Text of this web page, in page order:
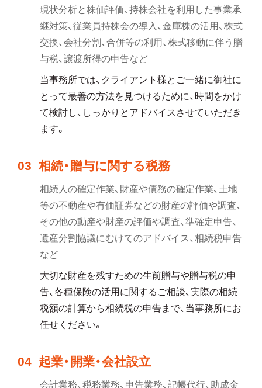
現状分析と株価評価、持株会社を利用した事業承
継対策、従業員持株会の導入、金庫株の活用、株式
交換、会社分割、合併等の利用、株式移動に伴う贈
与税、譲渡所得の申告など
当事務所では、クライアント様とご一緒に御社に
とって最善の方法を見つけるために、時間をかけ
て検討し、しっかりとアドバイスさせていただき
ます。
03 相続・贈与に関する税務
相続人の確定作業、財産や債務の確定作業、土地
等の不動産や有価証券などの財産の評価や調査、
その他の動産や財産の評価や調査、準確定申告、
遺産分割協議にむけてのアドバイス、相続税申告
など
大切な財産を残すための生前贈与や贈与税の申
告、各種保険の活用に関するご相談、実際の相続
税額の計算から相続税の申告まで、当事務所にお
任せください。
04 起業・開業・会社設立
会計業務、税務業務、申告業務、記帳代行、助成金